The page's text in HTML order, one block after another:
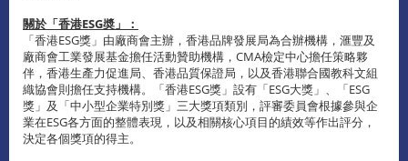
關於「香港ESG奬」：
「香港ESG獎」由廠商會主辦，香港品牌發展局為合辦機構，滙豐及
廠商會工業發展基金擔任活動贊助機構，CMA檢定中心擔任策略夥
伴，香港生產力促進局、香港品質保證局，以及香港聯合國教科文組
織協會則擔任支持機構。「香港ESG獎」設有「ESG大獎」、「ESG
獎」及「中小型企業特別獎」三大獎項類別，評審委員會根據參與企
業在ESG各方面的整體表現，以及相關核心項目的績效等作出評分，
決定各個獎項的得主。